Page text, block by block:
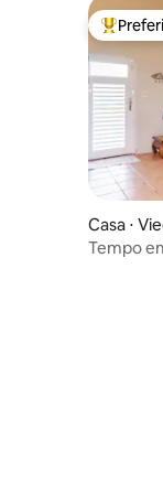
Entre
Casa ⋅
Tempo